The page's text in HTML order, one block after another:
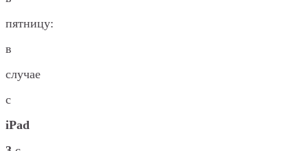
пятницу:
в
случае
с
iPad